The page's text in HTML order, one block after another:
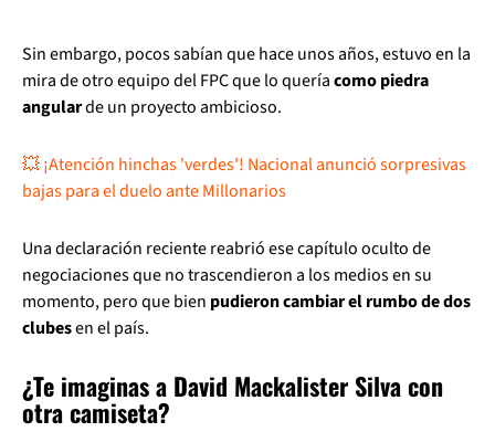
Sin embargo, pocos sabían que hace unos años, estuvo en la
mira de otro equipo del FPC que lo queríacomo piedra
angularde un proyecto ambicioso.
💥 ¡Atención hinchas 'verdes'! Nacional anunció sorpresivas
bajas para el duelo ante Millonarios
Una declaración reciente reabrió ese capítulo oculto de
negociaciones que no trascendieron a los medios en su
momento, pero que bien pudieron cambiar el rumbo de dos
clubesen el país.
¿Te imaginas a David Mackalister Silva con
otra camiseta?